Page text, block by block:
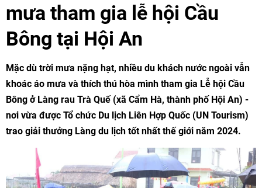
mưa tham gia lễ hội Cầu
Bông tại Hội An
Mặc dù trời mưa nặng hạt, nhiều du khách nước ngoài vẫn
khoác áo mưa và thích thú hòa mình tham gia Lễ hội Cầu
Bông ở Làng rau Trà Quế (xã Cẩm Hà, thành phố Hội An) -
nơi vừa được Tổ chức Du lịch Liên Hợp Quốc (UN Tourism)
trao giải thưởng Làng du lịch tốt nhất thế giới năm 2024.